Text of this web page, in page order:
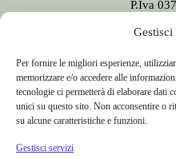
Gestisci
Per fornire le migliori esperienze,
memorizzare e/o accedere alle
tecnologie ci permetterà di elaborare dati
unici su questo sito. Non acconsentire o
su alcune caratteristiche e funzioni.
Gestisci servizi
San
Via
P.Iva
Testata